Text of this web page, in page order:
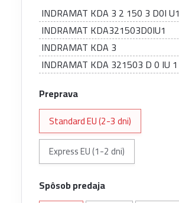
INDRAMAT KDA 3 2 150 3 D0I U1
INDRAMAT KDA321503D0IU1
INDRAMAT KDA 3
INDRAMAT KDA 321503 D 0 IU 1
Preprava
Standard EU (2-3 dni)
Express EU (1-2 dni)
Spôsob predaja